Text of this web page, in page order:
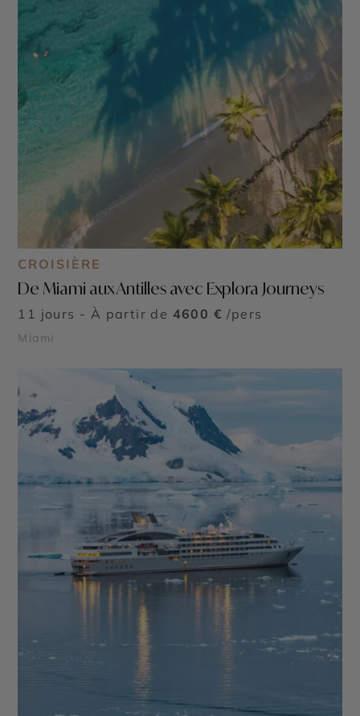
CROISIÈRE
De Miami aux Antilles avec Explora Journeys
11 jours - À partir de 4600 € /pers
Miami